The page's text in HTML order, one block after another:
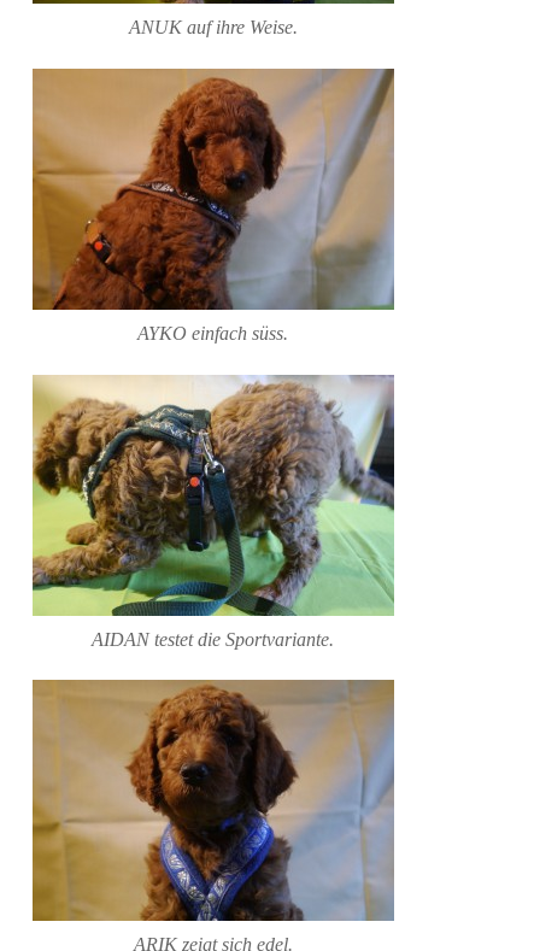
ANUK auf ihre Weise.
AYKO einfach süss.
AIDAN testet die Sportvariante.
ARIK zeigt sich edel.